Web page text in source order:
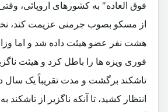
فوق العاده" به کشورهای اروپائی،
از مسکو بصوب جرمنی عزیمت کند،
هشت نفر عضو هیئت داده شد و اما
فوری ویزه ها را باطل کرد و هیئت
تاشکند برگشت و مدت تقریباً یک سال در
انتظار کشید، تا آنکه ناگزیر از تاشکند